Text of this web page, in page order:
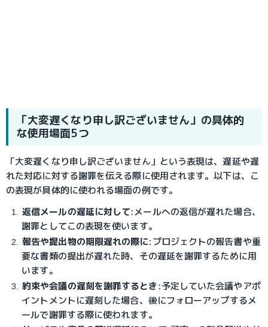
「大変遅くなり申し訳ございません」の具体的
な使用場面5つ
「大変遅くなり申し訳ございません」という表現は、遅延や遅
れた対応に対する謝罪を伝える際に使用されます。以下は、こ
の表現が具体的に使われる場面の例です。
返信メールの遅延に対して:メールへの返信が遅れた場合、
謝罪としてこの表現を使います。
報告や提出物の期限遅れの際に:プロジェクトの報告書や重
要な書類の提出が遅れた時、その遅延を謝罪するために用
います。
約束や会議の遅刻を謝罪するとき:予定していた会議やアポ
イントメントに遅刻した場合、後にフォローアップするメ
ールで謝罪する際に使われます。